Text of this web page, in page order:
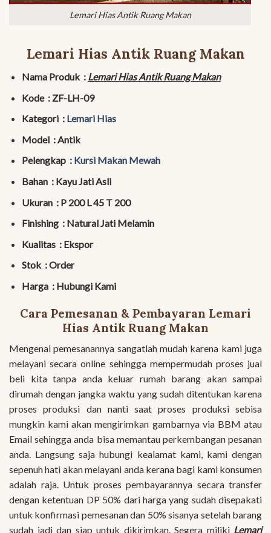
Lemari Hias Antik Ruang Makan
Lemari Hias Antik Ruang Makan
Nama Produk : Lemari Hias Antik Ruang Makan
Kode : ZF-LH-09
Kategori : Lemari Hias
Model : Antik
Pelengkap : Kursi Makan Mewah
Bahan : Kayu Jati Asli
Ukuran : P 200 L 45 T 200
Finishing : Natural Jati Melamin
Kualitas : Ekspor
Stok : Order
Harga : Hubungi Kami
Cara Pemesanan & Pembayaran Lemari
Hias Antik Ruang Makan
Mengenai pemesanannya sangatlah mudah karena kami juga
melayani secara online sehingga mempermudah proses jual
beli kita tanpa anda keluar rumah barang akan sampai
dirumah dengan jangka waktu yang sudah ditentukan karena
proses produksi dan nanti saat proses produksi sebisa
mungkin kami akan mengirimkan gambarnya via BBM atau
Email sehingga anda bisa memantau perkembangan pesanan
anda. Langsung saja hubungi kealamat kami, kami dengan
sepenuh hati akan melayani anda kerana bagi kami konsumen
adalah raja. Untuk proses pembayarannya secara transfer
dengan ketentuan DP 50% dari harga yang sudah disepakati
untuk konfirmasi pemesanan dan 50% sisanya setelah barang
sudah jadi dan siap untuk dikirimkan. Segera miliki Lemari